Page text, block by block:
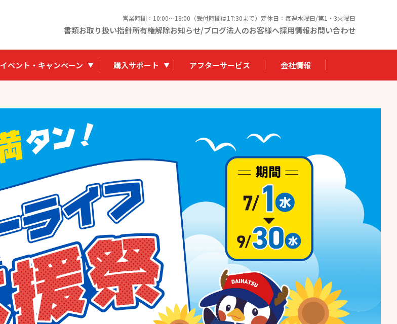
営業時間：10:00〜18:00（受付時間は17:30まで）定休日：毎週水曜日/第1・3火曜日
書類お取り扱い指針所有権解除お知らせ/ブログ法人のお客様へ採用情報お問い合わせ
イベント・キャンペーン 購入サポート アフターサービス 会社情報